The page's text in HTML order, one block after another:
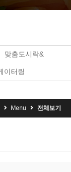
맞춤도시락&
이터링
Menu 전체보기